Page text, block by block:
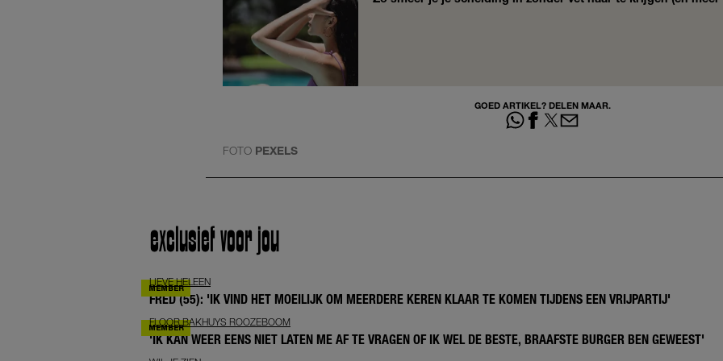
GOED ARTIKEL? DELEN MAAR.
FOTO PEXELS
exclusief voor jou
LIEVE HELEEN
FRED (55): 'IK VIND HET MOEILIJK OM MEERDERE KEREN KLAAR TE KOMEN TIJDENS EEN VRIJPARTIJ'
FLOOR BAKHUYS ROOZEBOOM
'IK KAN WEER EENS NIET LATEN ME AF TE VRAGEN OF IK WEL DE BESTE, BRAAFSTE BURGER BEN GEWEEST'